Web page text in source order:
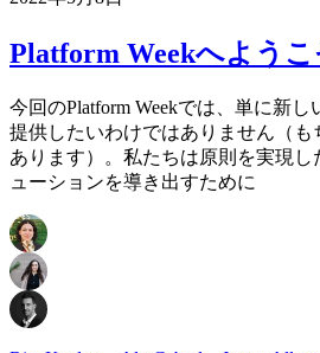
Platform Weekへようこ
今回のPlatform Weekでは、単に新
提供したいわけではありません（も
あります）。私たちは原則を実現し
ューションを導き出すために